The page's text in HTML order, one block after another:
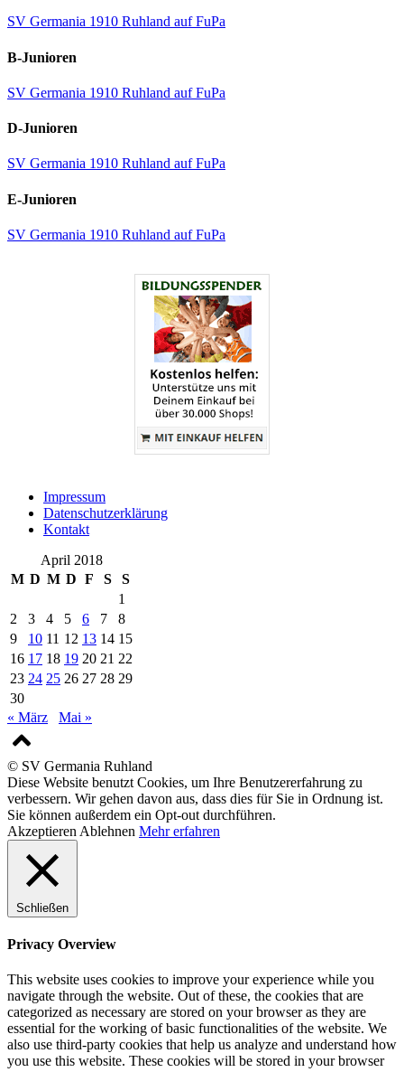
SV Germania 1910 Ruhland auf FuPa
B-Junioren
SV Germania 1910 Ruhland auf FuPa
D-Junioren
SV Germania 1910 Ruhland auf FuPa
E-Junioren
SV Germania 1910 Ruhland auf FuPa
Impressum
Datenschutzerklärung
Kontakt
April 2018
M D M D F S
S
1
2
3 4 5 6 7
8
9
10 11 12 13 14 15
16 17 18 19 20 21 22
23 24 25 26 27 28 29
30
« März
Mai »
© SV Germania Ruhland
Diese Website benutzt Cookies, um Ihre Benutzererfahrung zu
verbessern. Wir gehen davon aus, dass dies für Sie in Ordnung ist.
Sie können außerdem ein Opt-out durchführen.
Akzeptieren Ablehnen Mehr erfahren
Schließen
Privacy Overview
This website uses cookies to improve your experience while you
navigate through the website. Out of these, the cookies that are
categorized as necessary are stored on your browser as they are
essential for the working of basic functionalities of the website. We
also use third-party cookies that help us analyze and understand how
you use this website. These cookies will be stored in your browser